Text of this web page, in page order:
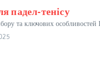
падел-тенісу
та ключових особливостей